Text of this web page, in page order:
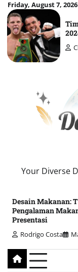
Skip
to
content
Friday, August 7, 2026
Your Diverse
Desain Makanan:
Pengalaman
Presentasi
Rodrigo Costa